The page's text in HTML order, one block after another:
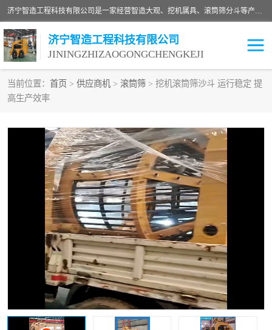
济宁智造工程科技有限公司是一家经营智造大观、挖机属具、滚筒筛分斗等产品的滑移装载机厂家。济宁智造工程科技有限公司奉行以质量赢得用户，诚信为本，互利共赢的宗旨，依靠雄厚的技术力量，科学的管理制度，先进的加工检测设备，始终坚持以客户为中心，免费咨询！
济宁智造工程科技有限公司
JININGZHIZAOGONGCHENGKEJI
当前位置： 首页 > 供应商机 > 滚筒筛 > 挖机滚筒筛沙斗 运行稳定 提
高生产效率
振动夯
铣挖机 移动破碎机
滚筒筛分斗 粉碎钳
液压剪 土壤修复
铣刨机 开沟机
伐木机 破碎机
打桩机 压路机
枕木机 滑移装载机